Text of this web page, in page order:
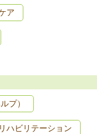
ア
プ）
ハビリテーション